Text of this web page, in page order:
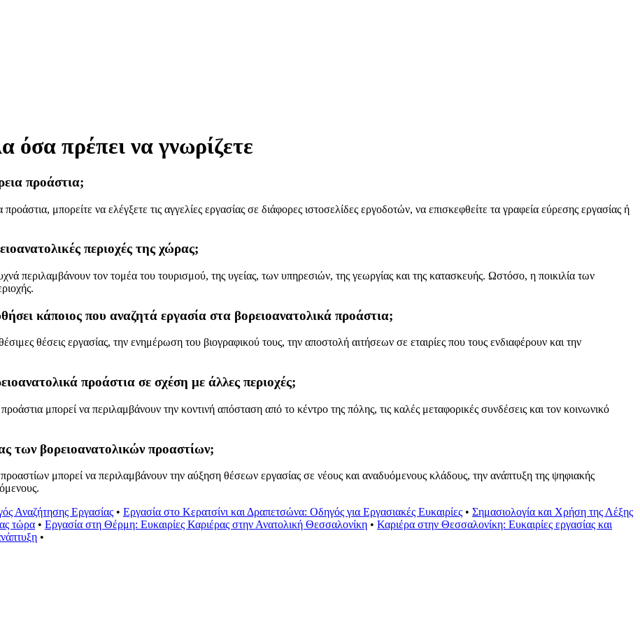
πρέπει να γνωρίζετε
προάστια;
μπορείτε να ελέγξετε τις αγγελίες εργασίας σε διάφορες ιστοσελίδες εργοδοτών, να επισκεφθείτε τα γραφεία εύρεσης εργασίας ή
περιοχές της χώρας;
περιλαμβάνουν τον τομέα του τουρισμού, της υγείας, των υπηρεσιών, της γεωργίας και της κατασκευής. Ωστόσο, η ποικιλία των
κάποιος που αναζητά εργασία στα βορειοανατολικά προάστια;
θέσεις εργασίας, την ενημέρωση του βιογραφικού τους, την αποστολή αιτήσεων σε εταιρίες που τους ενδιαφέρουν και την
προάστια σε σχέση με άλλες περιοχές;
μπορεί να περιλαμβάνουν την κοντινή απόσταση από το κέντρο της πόλης, τις καλές μεταφορικές συνδέσεις και τον κοινωνικό
των βορειοανατολικών προαστίων;
μπορεί να περιλαμβάνουν την αύξηση θέσεων εργασίας σε νέους και αναδυόμενους κλάδους, την ανάπτυξη της ψηφιακής
Αναζήτησης Εργασίας • Εργασία στο Κερατσίνι και Δραπετσώνα: Οδηγός για Εργασιακές Ευκαιρίες • Σημασιολογία και Χρήση της Λέξης
τώρα • Εργασία στη Θέρμη: Ευκαιρίες Καριέρας στην Ανατολική Θεσσαλονίκη • Καριέρα στην Θεσσαλονίκη: Ευκαιρίες εργασίας και
•